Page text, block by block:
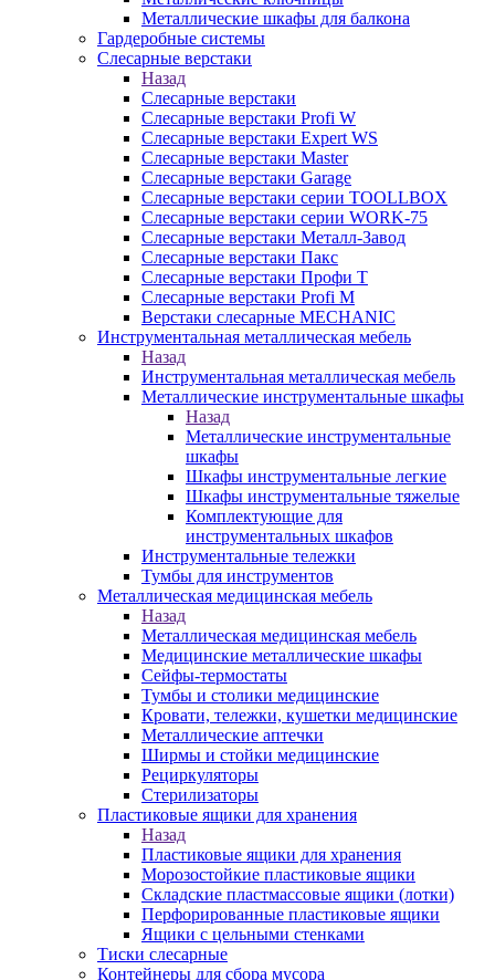
Металлические шкафы для балкона
Гардеробные системы
Слесарные верстаки
Назад
Слесарные верстаки
Слесарные верстаки Profi W
Слесарные верстаки Expert WS
Слесарные верстаки Master
Слесарные верстаки Garage
Слесарные верстаки серии TOOLLBOX
Слесарные верстаки серии WORK-75
Слесарные верстаки Металл-Завод
Слесарные верстаки Пакс
Слесарные верстаки Профи Т
Слесарные верстаки Profi M
Верстаки слесарные MECHANIC
Инструментальная металлическая мебель
Назад
Инструментальная металлическая мебель
Металлические инструментальные шкафы
Назад
Металлические инструментальные
шкафы
Шкафы инструментальные легкие
Шкафы инструментальные тяжелые
Комплектующие для
инструментальных шкафов
Инструментальные тележки
Тумбы для инструментов
Металлическая медицинская мебель
Назад
Металлическая медицинская мебель
Медицинские металлические шкафы
Сейфы-термостаты
Тумбы и столики медицинские
Кровати, тележки, кушетки медицинские
Металлические аптечки
Ширмы и стойки медицинские
Рециркуляторы
Стерилизаторы
Пластиковые ящики для хранения
Назад
Пластиковые ящики для хранения
Морозостойкие пластиковые ящики
Складские пластмассовые ящики (лотки)
Перфорированные пластиковые ящики
Ящики с цельными стенками
Тиски слесарные
Контейнеры для сбора мусора